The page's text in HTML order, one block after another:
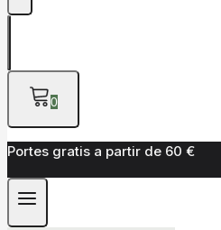
0
Portes gratis a partir de 60 €